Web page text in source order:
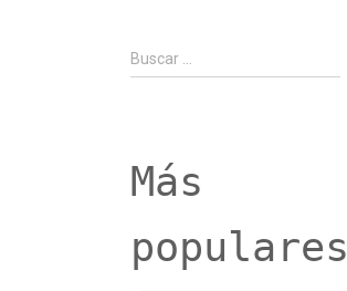
u
Buscar …
Más
populares